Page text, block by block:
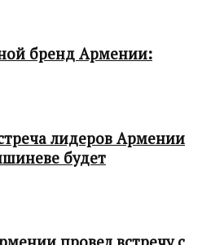
бренд Армении:
лидеров Армении
будет